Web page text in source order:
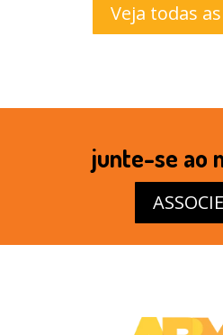
Veja todas
junte-se ao